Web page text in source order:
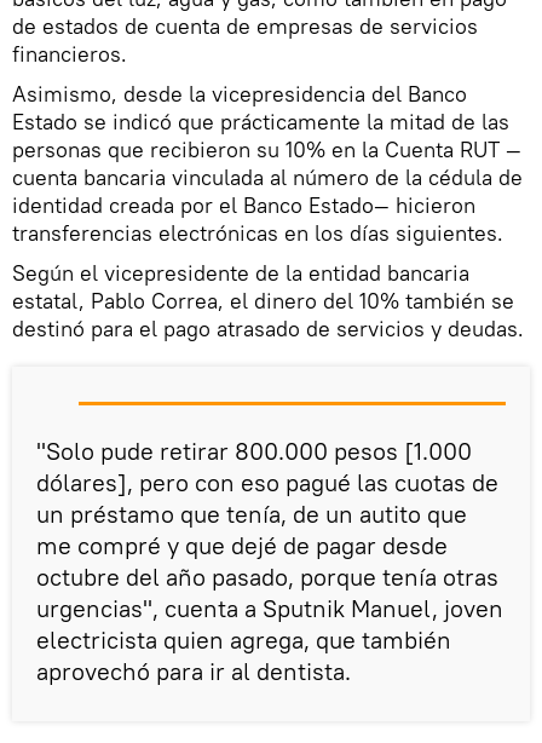
de estados de cuenta de empresas de servicios
financieros.
Asimismo, desde la vicepresidencia del Banco
Estado se indicó que prácticamente la mitad de las
personas que recibieron su 10% en la Cuenta RUT —
cuenta bancaria vinculada al número de la cédula de
identidad creada por el Banco Estado— hicieron
transferencias electrónicas en los días siguientes.
Según el vicepresidente de la entidad bancaria
estatal, Pablo Correa, el dinero del 10% también se
destinó para el pago atrasado de servicios y deudas.
"Solo pude retirar 800.000 pesos [1.000
dólares], pero con eso pagué las cuotas de
un préstamo que tenía, de un autito que
me compré y que dejé de pagar desde
octubre del año pasado, porque tenía otras
urgencias", cuenta a Sputnik Manuel, joven
electricista quien agrega, que también
aprovechó para ir al dentista.